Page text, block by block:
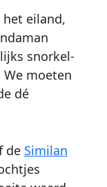
het eiland,
snorkel-
moeten
dé
de Similan